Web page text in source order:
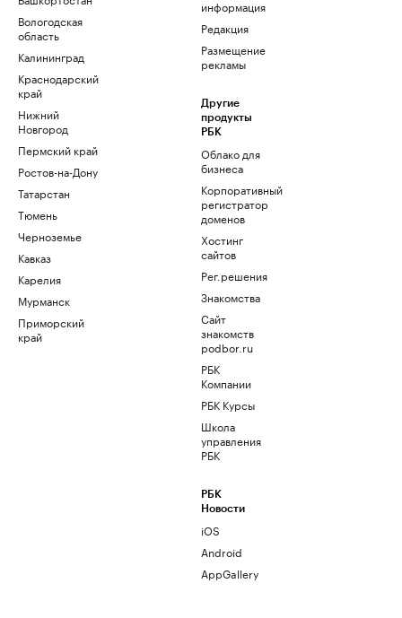
Вологодская
область
Калининград
Краснодарский
край
Нижний
Новгород
Пермский край
Ростов-на-Дону
Татарстан
Тюмень
Черноземье
Кавказ
Карелия
Мурманск
Приморский
край
информация
Редакция
Размещение
рекламы
Другие
продукты
РБК
Облако для
бизнеса
Корпоративный
регистратор
доменов
Хостинг
сайтов
Рег.решения
Знакомства
Сайт
знакомств
podbor.ru
РБК
Компании
РБК Курсы
Школа
управления
РБК
РБК
Новости
iOS
Android
AppGallery